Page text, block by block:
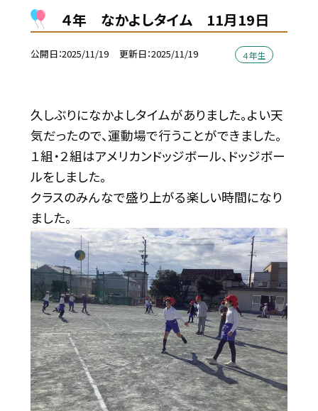
４年 なかよしタイム 11月19日
公開日 2025/11/19 更新日 2025/11/19 ４年生
久しぶりになかよしタイムがありました。よい天
気だったので、運動場で行うことができました。
１組・２組はアメリカンドッジボール、ドッジボー
ルをしました。
クラスのみんなで盛り上がる楽しい時間になり
ました。